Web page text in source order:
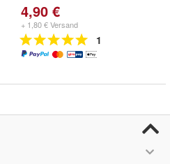
4,90 €
+ 1,80 € Versand
1